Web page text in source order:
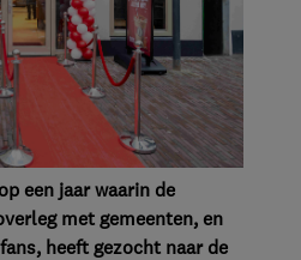
een jaar waarin de
met gemeenten, en
heeft gezocht naar de